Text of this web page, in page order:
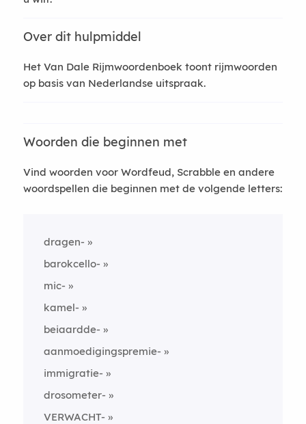
Over dit hulpmiddel
Het Van Dale Rijmwoordenboek toont rijmwoorden
op basis van Nederlandse uitspraak.
Woorden die beginnen met
Vind woorden voor Wordfeud, Scrabble en andere
woordspellen die beginnen met de volgende letters:
dragen-
barokcello-
mic-
kamel-
beiaardde-
aanmoedigingspremie-
immigratie-
drosometer-
VERWACHT-